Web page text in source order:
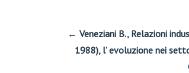
← Veneziani B., Relazioni
1988), l’ evoluzione nei